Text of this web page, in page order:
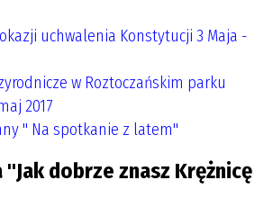
uchwalenia Konstytucji 3 Maja -
w Roztoczańskim parku
2017
" Na spotkanie z latem"
dobrze znasz Krężnicę